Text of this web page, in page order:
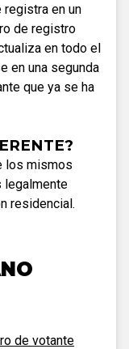
registra en un
de registro
en todo el
en una segunda
que ya se ha
los mismos
legalmente
residencial.
de votante